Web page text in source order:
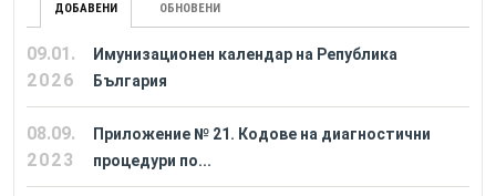
ДОБАВЕНИ ОБНОВЕНИ
09.01.
2026
Имунизационен календар на Република
България
08.09.
2023
Приложение № 21. Кодове на диагностични
процедури по...